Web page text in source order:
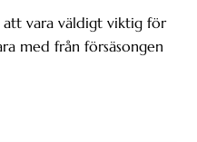
att vara väldigt viktig för
med från försäsongen